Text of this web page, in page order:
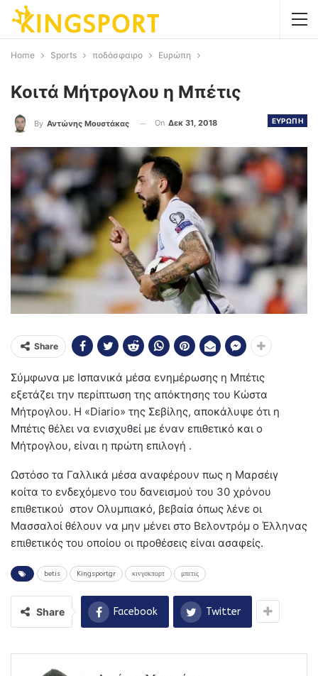
Home Sports ποδόσφαιρο Ευρώπη
Κοιτά Μήτρογλου η Μπέτις
ΕΥΡΩΠΗ
By Αντώνης Μουστάκας On Δεκ 31, 2018
Share
Σύμφωνα με Ισπανικά μέσα ενημέρωσης η Μπέτις
εξετάζει την περίπτωση της απόκτησης του Κώστα
Μήτρογλου. Η «Diario» της Σεβίλης, αποκάλυψε ότι η
Μπέτις θέλει να ενισχυθεί με έναν επιθετικό και ο
Μήτρογλου, είναι η πρώτη επιλογή .
Ωστόσο τα Γαλλικά μέσα αναφέρουν πως η Μαρσέιγ
κοίτα το ενδεχόμενο του δανεισμού του 30 χρόνου
επιθετικού στον Ολυμπιακό, βεβαία όπως λένε οι
Μασσαλοί θέλουν να μην μένει στο Βελοντρόμ ο Έλληνας
επιθετικός του οποίου οι προθέσεις είναι ασαφείς.
betis Kingsportgr κινγσκπορτ μπετις
Share Facebook Twitter